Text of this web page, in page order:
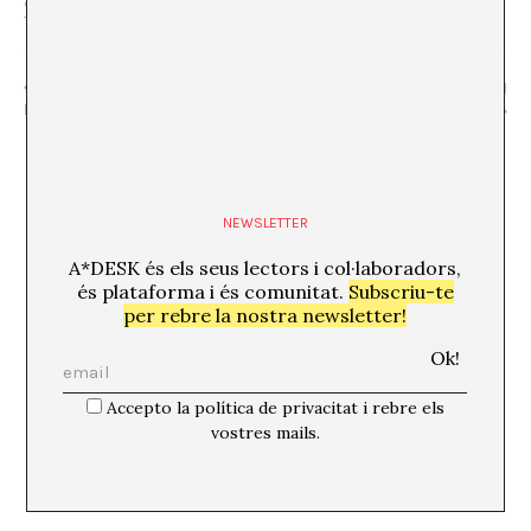
Visualitza el lloc web de Recinte
Roig
We Love Cabaret / “La sirena del
NEWSLETTER
A*DESK és els seus lectors i col·laboradors,
és plataforma i és comunitat. Subscriu-te
per rebre la nostra newsletter!
Accepto la política de privacitat i rebre els
vostres mails.